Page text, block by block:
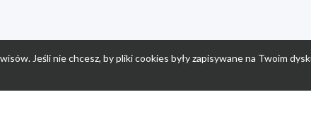
Jeśli nie chcesz, by pliki cookies były zapisywane na Twoim